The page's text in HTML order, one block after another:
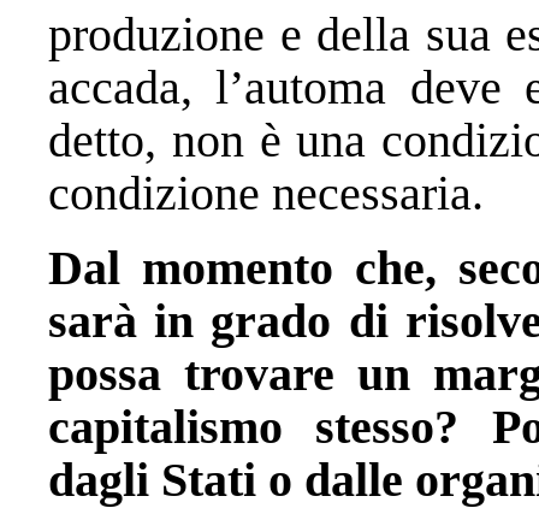
produzione e della sua
accada, l’automa
detto, non è una
condizione necessaria.
Dal momento che,
sarà in grado di
possa trovare un
capitalismo stesso?
dagli Stati o dalle